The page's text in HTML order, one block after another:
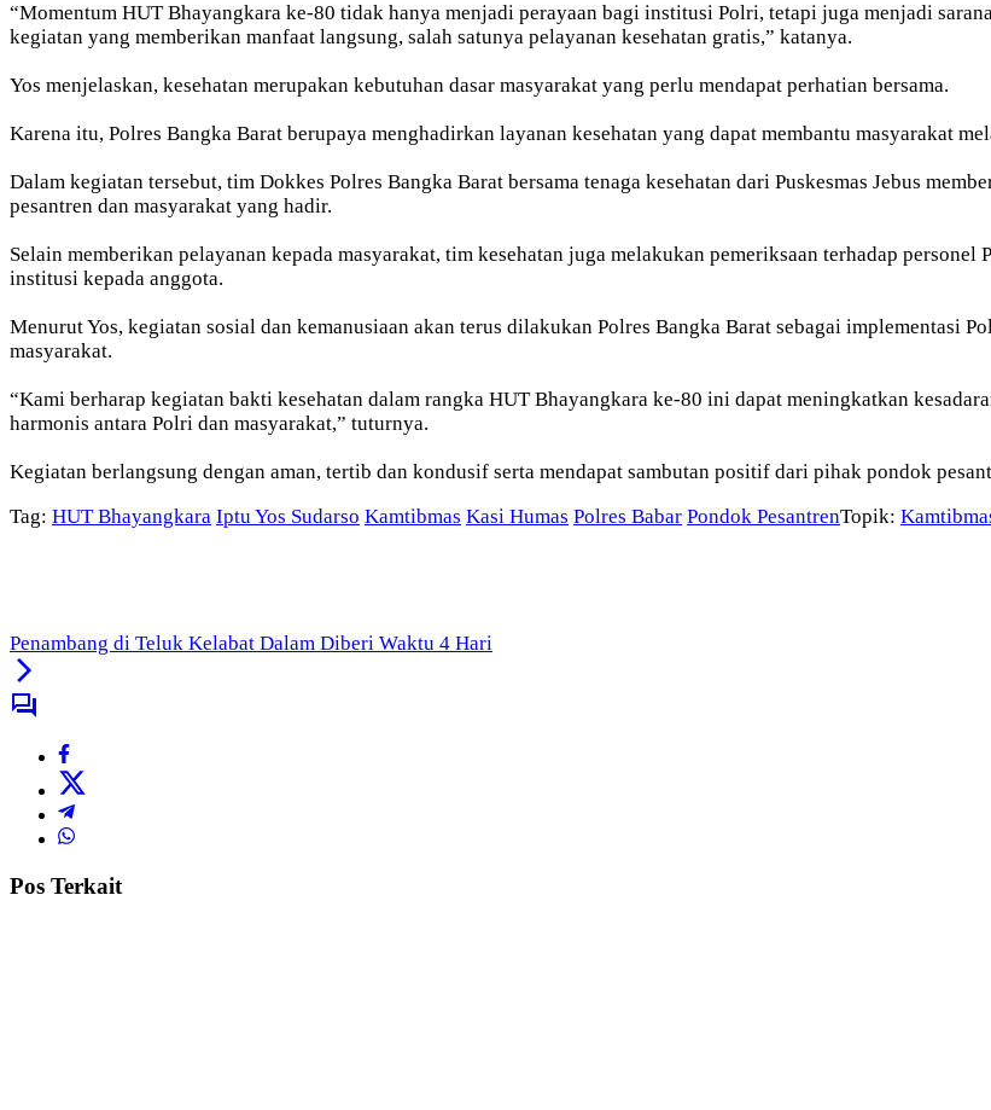
“Momentum HUT Bhayangkara ke-80 tidak hanya menjadi perayaan bagi institusi Polri, tetapi juga menjadi
kegiatan yang memberikan manfaat langsung, salah satunya pelayanan kesehatan gratis,” katanya.
Yos menjelaskan, kesehatan merupakan kebutuhan dasar masyarakat yang perlu mendapat perhatian bersama.
Karena itu, Polres Bangka Barat berupaya menghadirkan layanan kesehatan yang dapat membantu masyarakat
Dalam kegiatan tersebut, tim Dokkes Polres Bangka Barat bersama tenaga kesehatan dari Puskesmas Jebus
pesantren dan masyarakat yang hadir.
Selain memberikan pelayanan kepada masyarakat, tim kesehatan juga melakukan pemeriksaan terhadap
institusi kepada anggota.
Menurut Yos, kegiatan sosial dan kemanusiaan akan terus dilakukan Polres Bangka Barat sebagai implementasi
masyarakat.
“Kami berharap kegiatan bakti kesehatan dalam rangka HUT Bhayangkara ke-80 ini dapat meningkatkan
harmonis antara Polri dan masyarakat,” tuturnya.
Kegiatan berlangsung dengan aman, tertib dan kondusif serta mendapat sambutan positif dari pihak pondok
Tag: HUT Bhayangkara Iptu Yos Sudarso Kamtibmas Kasi Humas Polres Babar Pondok PesantrenTopik:
Penambang di Teluk Kelabat Dalam Diberi Waktu 4 Hari
Pos Terkait